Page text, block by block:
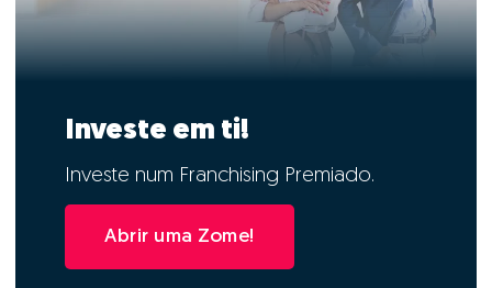
Investe em ti!
Investe num Franchising Premiado.
Abrir uma Zome!